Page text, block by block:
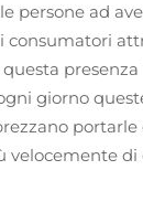
persone ad
consumatori
giorno
portarle
di